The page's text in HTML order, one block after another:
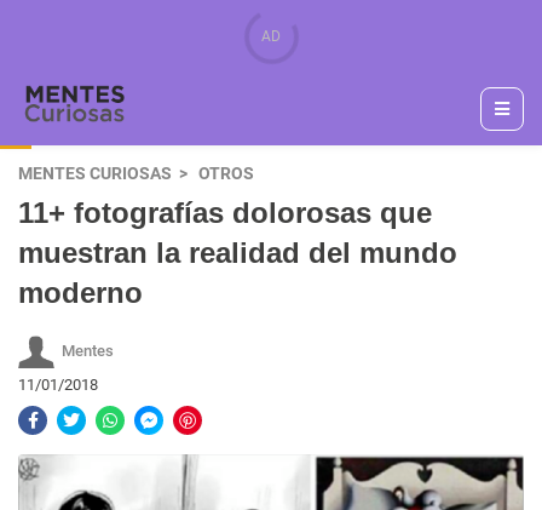
MENTES CURIOSAS OTROS
11+ fotografías dolorosas que
muestran la realidad del mundo
moderno
Mentes
11/01/2018